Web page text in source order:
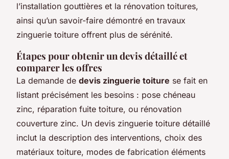
l’installation gouttières et la rénovation toitures,
ainsi qu’un savoir-faire démontré en travaux
zinguerie toiture offrent plus de sérénité.
Étapes pour obtenir un devis détaillé et
comparer les offres
La demande de devis zinguerie toiture se fait en
listant précisément les besoins : pose chéneau
zinc, réparation fuite toiture, ou rénovation
couverture zinc. Un devis zinguerie toiture détaillé
inclut la description des interventions, choix des
matériaux toiture, modes de fabrication éléments